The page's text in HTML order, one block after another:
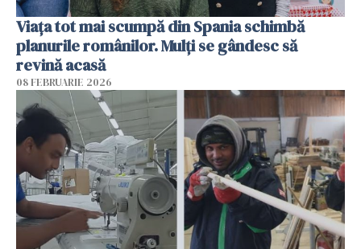
Viața tot mai scumpă din Spania schimbă
planurile românilor. Mulți se gândesc să
revină acasă
08 FEBRUARIE 2026